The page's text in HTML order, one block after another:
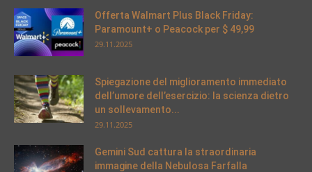
Offerta Walmart Plus Black Friday:
Paramount+ o Peacock per $ 49,99
29.11.2025
Spiegazione del miglioramento immediato
dell’umore dell’esercizio: la scienza dietro
un sollevamento...
29.11.2025
Gemini Sud cattura la straordinaria
immagine della Nebulosa Farfalla